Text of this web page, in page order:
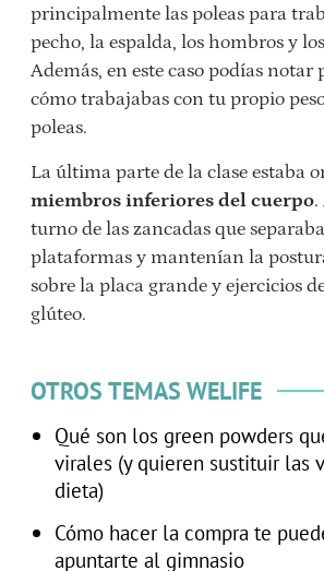
principalmente las poleas para
pecho, la espalda, los hombros y
Además, en este caso podías notar
cómo trabajabas con tu propio
poleas.
La última parte de la clase estaba
miembros inferiores del cuerpo.
turno de las zancadas que
plataformas y mantenían la
sobre la placa grande y ejercicios
glúteo.
OTROS TEMAS WELIFE
Qué son los green powders
virales (y quieren sustituir las
dieta)
Cómo hacer la compra te
apuntarte al gimnasio